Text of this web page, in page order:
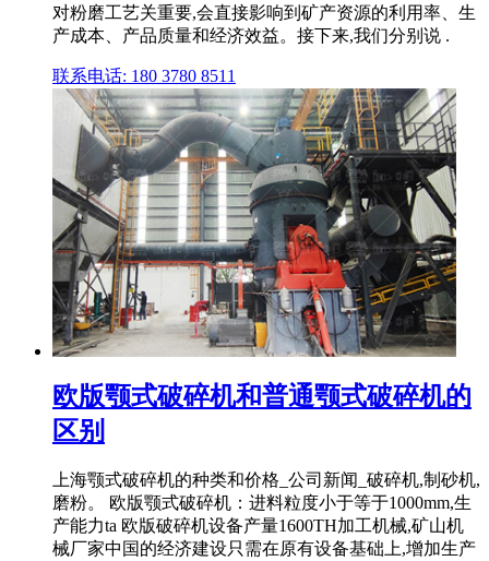
对粉磨工艺关重要,会直接影响到矿产资源的利用率、生
产成本、产品质量和经济效益。接下来,我们分别说 .
联系电话: 180 3780 8511
欧版颚式破碎机和普通颚式破碎机的
区别
上海颚式破碎机的种类和价格_公司新闻_破碎机,制砂机,
磨粉。 欧版颚式破碎机：进料粒度小于等于1000mm,生
产能力ta 欧版破碎机设备产量1600TH加工机械,矿山机
械厂家中国的经济建设只需在原有设备基础上,增加生产